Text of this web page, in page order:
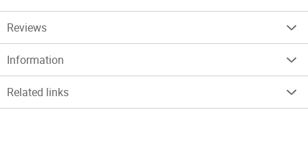
Reviews
Information
Related links